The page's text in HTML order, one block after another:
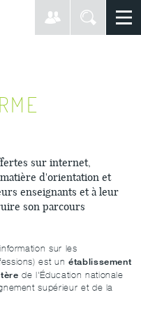
sur internet,
matière d'orientation et
enseignants et à leur
son parcours
sur les
est un établissement
de l'Éducation nationale
supérieur et de la